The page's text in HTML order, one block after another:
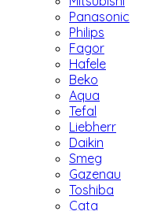
Panasonic
Philips
Fagor
Hafele
Beko
Aqua
Tefal
Liebherr
Daikin
Smeg
Gazenau
Toshiba
Cata